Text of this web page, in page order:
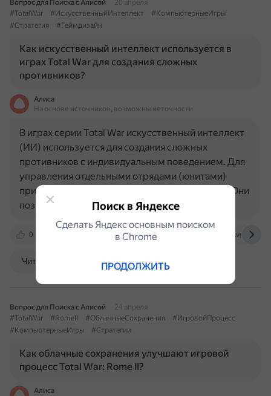
Вопрос для Поиска с Алисой
20 апреля
#TotalWar
#ИскусственныйИнтеллект
#КомпьютерныеИгры
#Стратегия
#Геймдизайн
Как искусственный интеллект используется в
играх Total War для создания сложных
противников?
Алиса
На основе источников, возможны неточности
0 www.strategium.ru
В играх серии Total War искусственный интеллект
(ИИ) используется для создания сложных
противников с индивидуальным поведением. Для
управления отдельными отрядами (юнитами)
применяются искусственные нейронные сети. Они
позволяют быстро и…
Читать далее
Вопрос для Поиска с Алисой
24 апреля
#TotalWar
#RomeII #ОблачныеСохранения
#ИгровойПроцесс
#КомпьютерныеИгры
#Стратегии
Как облачные сохранения улучшают игровой
процесс Total War: Rome II?
Алиса
Поиск в Яндексе
Сделать Яндекс основным поиском
в Сhrome
ПРОДОЛЖИТЬ